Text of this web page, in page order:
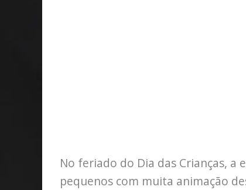
No feriado do Dia das Crianças,
pequenos com muita animação